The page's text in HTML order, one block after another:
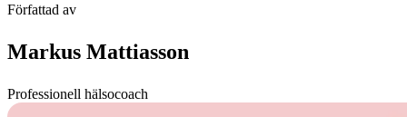
Författad av
Markus Mattiasson
Professionell hälsocoach